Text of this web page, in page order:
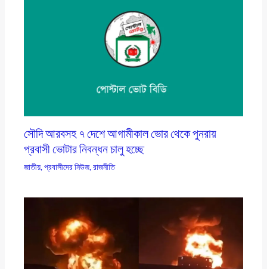
সৌদি আরবসহ ৭ দেশে আগামীকাল ভোর থেকে পুনরায়
প্রবাসী ভোটার নিবন্ধন চালু হচ্ছে
জাতীয়,প্রবাসীদের নিউজ,রাজনীতি